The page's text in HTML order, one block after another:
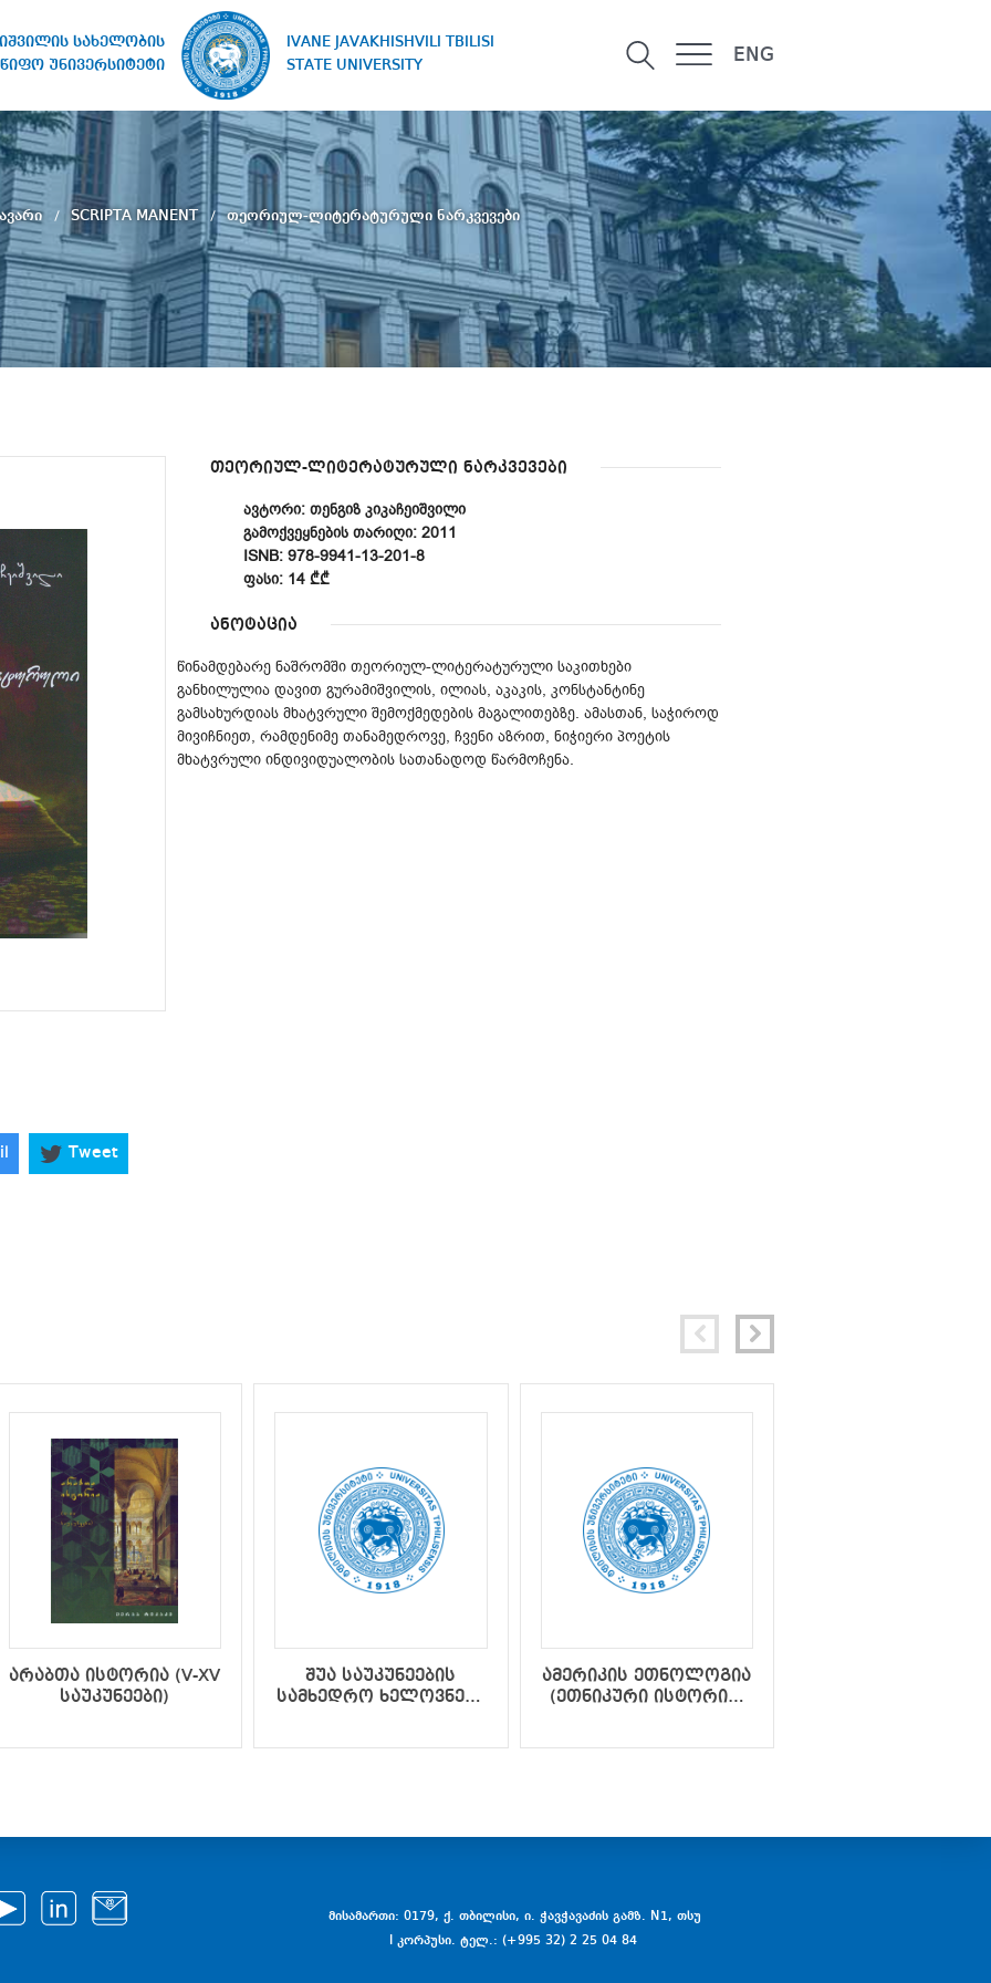
სახელობის
უნივერსიტეტი
IVANE JAVAKHISHVILI TBILISI
STATE UNIVERSITY
ENG
SCRIPTA MANENT თეორიულ-ლიტერატურული ნარკვევები
თეორიულ-ლიტერატურული ნარკვევები
ᲐᲕᲢᲝᲠᲘ: ᲗᲔᲜᲒᲘᲖ ᲙᲘᲙᲐᲩᲔᲘᲨᲕᲘᲚᲘ
ᲒᲐᲛᲝᲥᲕᲔᲧᲜᲔᲑᲘᲡ ᲗᲐᲠᲘᲦᲘ: 2011
ISNB: 978-9941-13-201-8
ᲤᲐᲡᲘ: 14 ₾₾
ანოტაცია
წინამდებარე ნაშრომში თეორიულ-ლიტერატურული საკითხები
განხილულია დავით გურამიშვილის, ილიას, აკაკის, კონსტანტინე
გამსახურდიას მხატვრული შემოქმედების მაგალითებზე. ამასთან, საჭიროდ
მივიჩნიეთ, რამდენიმე თანამედროვე, ჩვენი აზრით, ნიჭიერი პოეტის
მხატვრული ინდივიდუალობის სათანადოდ წარმოჩენა.
Tweet
არაბთა ისტორია (V-XV
საუკუნეები)
შუა საუკუნეების
სამხედრო ხელოვნება
ამერიკის ეთნოლოგია
(ეთნიკური ისტორია,
მისამართი: 0179, ქ. თბილისი, ი. ჭავჭავაძის გამზ. N1, თსუ
I კორპუსი. ტელ.: (+995 32) 2 25 04 84